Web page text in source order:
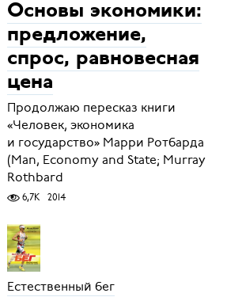
Основы экономики:
предложение,
спрос, равновесная
цена
Продолжаю пересказ книги
«Человек, экономика
и государство» Марри Ротбарда
(Man, Economy and State; Murray
Rothbard
6,7K 2014
Естественный бег